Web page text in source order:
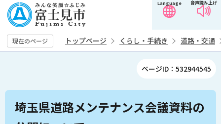
の
ペ
ー
音声読み上げ
Language
現在のページ トップページ くらし・手続き 道路・交通
ページID：532944545
本
埼玉県道路メンテナンス会議資料の